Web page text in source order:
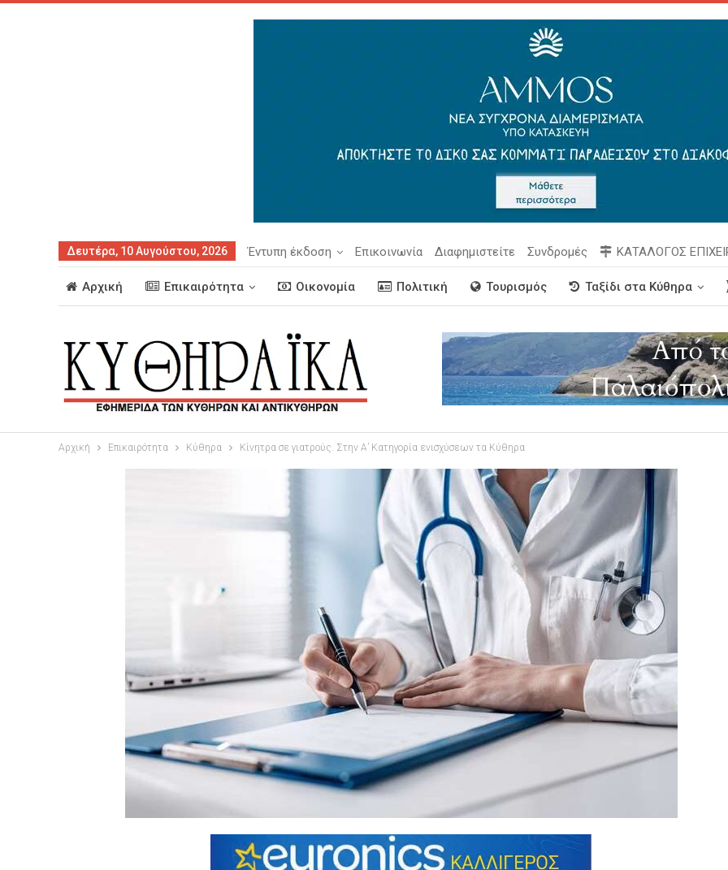
Δευτέρα, 10 Αυγούστου, 2026 Έντυπη έκδοση Επικοινωνία Διαφημιστείτε Συνδρομές ΚΑΤΑΛΟΓΟΣ
Αρχική Επικαιρότητα Οικονομία Πολιτική Τουρισμός Ταξίδι στα Κύθηρα
Αρχική Επικαιρότητα Κύθηρα Κίνητρα σε γιατρούς. Στην Α’ Κατηγορία ενισχύσεων τα Κύθηρα